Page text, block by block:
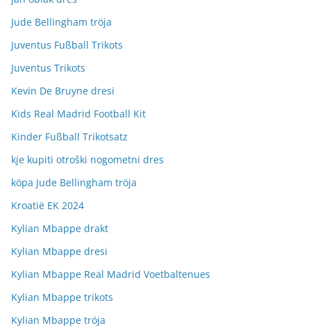
Jude Bellingham tröja
Juventus Fußball Trikots
Juventus Trikots
Kevin De Bruyne dresi
Kids Real Madrid Football Kit
Kinder Fußball Trikotsatz
kje kupiti otroški nogometni dres
köpa Jude Bellingham tröja
Kroatië EK 2024
Kylian Mbappe drakt
Kylian Mbappe dresi
Kylian Mbappe Real Madrid Voetbaltenues
Kylian Mbappe trikots
Kylian Mbappe tröja